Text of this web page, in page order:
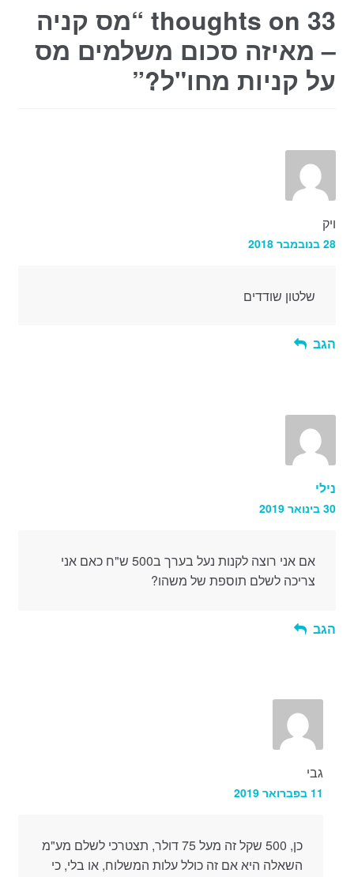
33 thoughts on “
מס קניה
– מאיזה סכום משלמים מס
על קניות מחו"ל?”
ויק
28 בנובמבר 2018
שלטון שודדים
הגב
נילי
30 בינואר 2019
אם אני רוצה לקנות נעל בערך ב500 ש"ח כאם אני
צריכה לשלם תוספת של משהו?
הגב
גבי
11 בפברואר 2019
כן, 500 שקל זה מעל 75 דולר, תצטרכי לשלם מע"מ
השאלה היא אם זה כולל עלות המשלוח, או בלי, כי